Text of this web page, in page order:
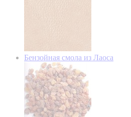
Бензойная смола из Лаоса